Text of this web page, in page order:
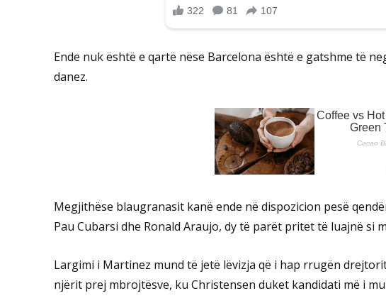
Ende nuk është e qartë nëse Barcelona është e gatshme të
danez.
Megjithëse blaugranasit kanë ende në dispozicion pesë
Pau Cubarsi dhe Ronald Araujo, dy të parët pritet të luajnë si
Largimi i Martinez mund të jetë lëvizja që i hap rrugën
njërit prej mbrojtësve, ku Christensen duket kandidati më i